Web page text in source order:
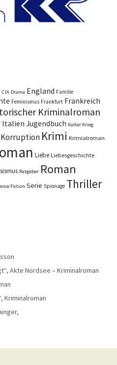
CIA Drama England Familie
Feminismus Frankfurt Frankreich
Kriminalroman
Italien Jugendbuch Kalter Krieg
Korruption Krimi Krimialroman
Liebe Liebesgeschichte
Ratgeber Roman
Fiction Serie Spionage Thriller
Akte Nordsee – Kriminalroman
Kriminalroman